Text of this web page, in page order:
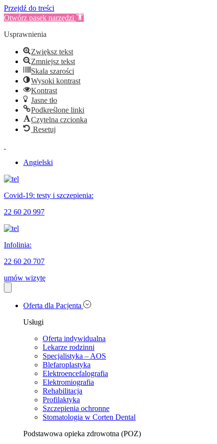
Przejdź do treści
Otwórz pasek narzędzi
Usprawnienia
Zwiększ tekst
Zmniejsz tekst
Skala szarości
Wysoki kontrast
Kontrast
Jasne tło
Podkreślone linki
Czytelna czcionka
Resetuj
Angielski
Covid-19: testy i szczepienia:
22 60 20 997
Infolinia:
22 60 20 707
umów wizytę
Oferta dla Pacjenta
Usługi
Oferta indywidualna
Lekarze rodzinni
Specjalistyka – AOS
Blefaroplastyka
Elektroencefalografia
Elektromiografia
Rehabilitacja
Profilaktyka
Szczepienia ochronne
Stomatologia w Corten Dental
Podstawowa opieka zdrowotna (POZ)